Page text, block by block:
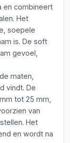
en combineert
Het
soepele
is. De soft
gevoel,
maten,
vindt. De
tot 25 mm,
van
Het
en wordt na